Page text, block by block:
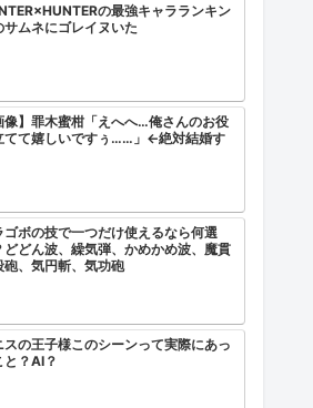
の最強キャラランキン
サムネにゴレイヌいた
像】罪木蜜柑「えへへ…俺さんのお役
てて嬉しいですぅ……」←絶対結婚す
ゴボの技で一つだけ使えるなら何選
どどん波、繰気弾、かめかめ波、魔貫
砲、気円斬、気功砲
スの王子様このシーンって実際にあっ
と？AI？